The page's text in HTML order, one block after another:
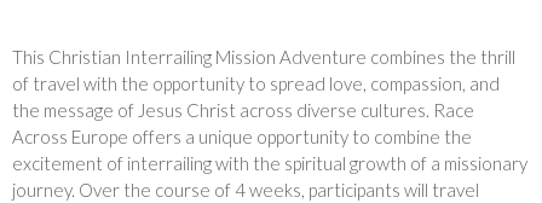
This Christian Interrailing Mission Adventure combines the thrill
of travel with the opportunity to spread love, compassion, and
the message of Jesus Christ across diverse cultures. Race
Across Europe offers a unique opportunity to combine the
excitement of interrailing with the spiritual growth of a missionary
journey. Over the course of 4 weeks, participants will travel